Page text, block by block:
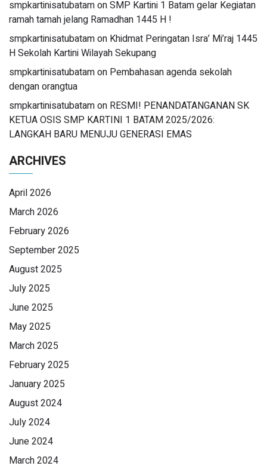
smpkartinisatubatamonSMP Kartini 1 Batam gelar Kegiatan
ramah tamah jelang Ramadhan 1445 H !
smpkartinisatubatamon Khidmat Peringatan Isra’ Mi’raj 1445
H Sekolah Kartini Wilayah Sekupang
smpkartinisatubatamon Pembahasan agenda sekolah
dengan orangtua
smpkartinisatubatamon RESMI! PENANDATANGANAN SK
KETUA OSIS SMP KARTINI 1 BATAM 2025/2026:
LANGKAH BARU MENUJU GENERASI EMAS
ARCHIVES
April 2026
March 2026
February 2026
September 2025
August 2025
July 2025
June 2025
May 2025
March 2025
February 2025
January 2025
August 2024
July 2024
June 2024
March 2024